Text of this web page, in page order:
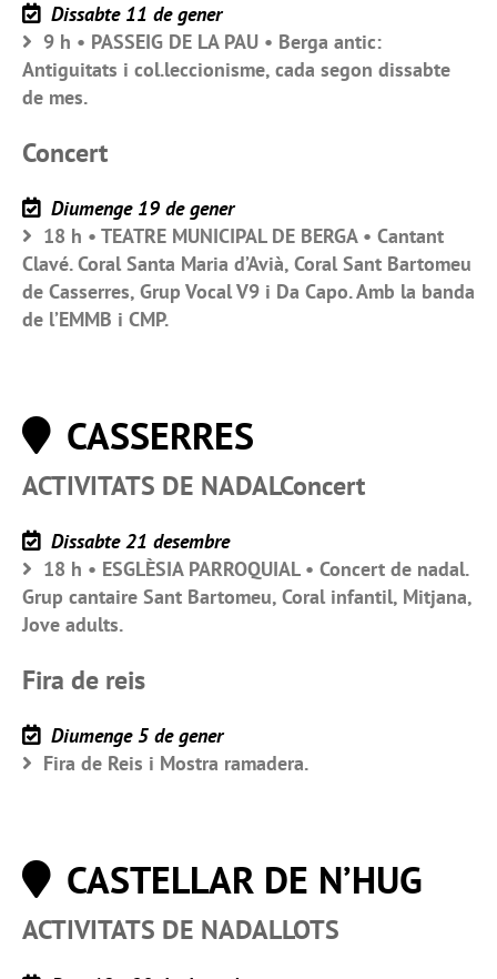
Dissabte 11 de gener
9 h • PASSEIG DE LA PAU • Berga antic:
Antiguitats i col.leccionisme, cada segon dissabte
de mes.
Concert
Diumenge 19 de gener
18 h • TEATRE MUNICIPAL DE BERGA • Cantant
Clavé. Coral Santa Maria d’Avià, Coral Sant Bartomeu
de Casserres, Grup Vocal V9 i Da Capo. Amb la banda
de l’EMMB i CMP.
CASSERRES
ACTIVITATS DE NADALConcert
Dissabte 21 desembre
18 h • ESGLÈSIA PARROQUIAL • Concert de nadal.
Grup cantaire Sant Bartomeu, Coral infantil, Mitjana,
Jove adults.
Fira de reis
Diumenge 5 de gener
Fira de Reis i Mostra ramadera.
CASTELLAR DE N’HUG
ACTIVITATS DE NADALLOTS